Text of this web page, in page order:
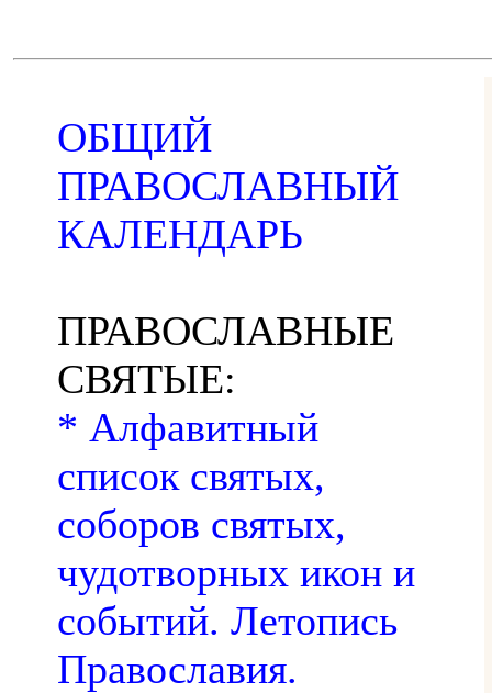
ОБЩИЙ
ПРАВОСЛАВНЫЙ
КАЛЕНДАРЬ
ПРАВОСЛАВНЫЕ
СВЯТЫЕ:
* Алфавитный
список святых,
соборов святых,
чудотворных икон и
событий. Летопись
Православия.